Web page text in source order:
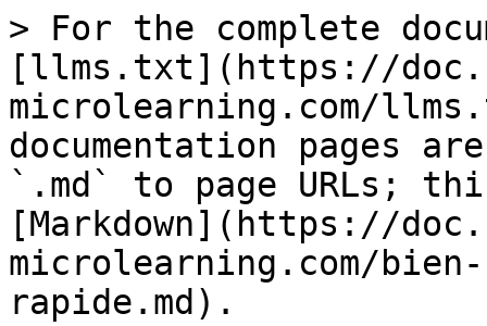
> For the complete
[llms.txt](https://
microlearning.com/
documentation pages
`.md` to page URLs;
[Markdown](https://
microlearning.com/bien-
rapide.md).